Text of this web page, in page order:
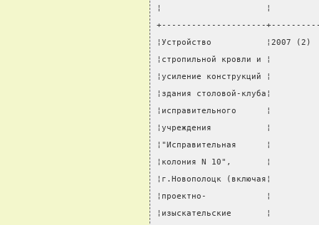
¦                     ¦
+---------------------
¦Устройство
¦стропильной кровли
¦усиление
¦здания столовой-
¦исправительного
¦учреждения           ¦
¦"Исправительная
¦колония N 10",       ¦
¦г.Новополоцк
¦проектно-            ¦
¦изыскательские